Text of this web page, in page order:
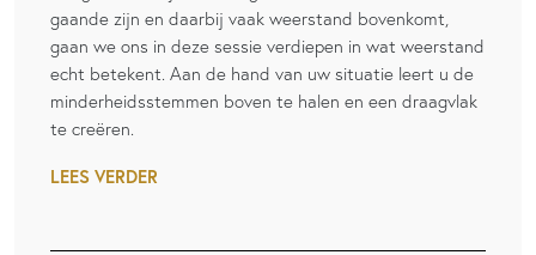
gaande zijn en daarbij vaak weerstand bovenkomt,
gaan we ons in deze sessie verdiepen in wat weerstand
echt betekent. Aan de hand van uw situatie leert u de
minderheidsstemmen boven te halen en een draagvlak
te creëren.
LEES VERDER